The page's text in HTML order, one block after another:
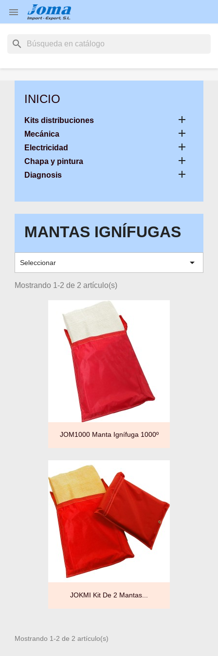

search
INICIO
Kits distribuciones 
Mecánica 
Electricidad 
Chapa y pintura 
Diagnosis 
MANTAS IGNÍFUGAS
Seleccionar 
Mostrando 1-2 de 2 artículo(s)
JOM1000 Manta Ignífuga 1000º
JOKMI Kit De 2 Mantas...
Mostrando 1-2 de 2 artículo(s)